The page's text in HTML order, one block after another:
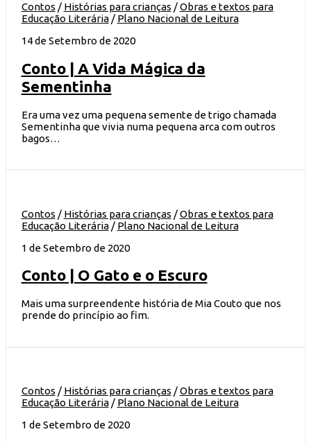
Contos / Histórias para crianças /Obras e textos para
Educação Literária/ Plano Nacional de Leitura
14 de Setembro de 2020
Conto | A Vida Mágica da
Sementinha
Era uma vez uma pequena semente de trigo chamada
Sementinha que vivia numa pequena arca com outros
bagos…
Contos / Histórias para crianças /Obras e textos para
Educação Literária/ Plano Nacional de Leitura
1 de Setembro de 2020
Conto | O Gato e o Escuro
Mais uma surpreendente história de Mia Couto que nos
prende do princípio ao fim.
Contos / Histórias para crianças /Obras e textos para
Educação Literária/ Plano Nacional de Leitura
1 de Setembro de 2020